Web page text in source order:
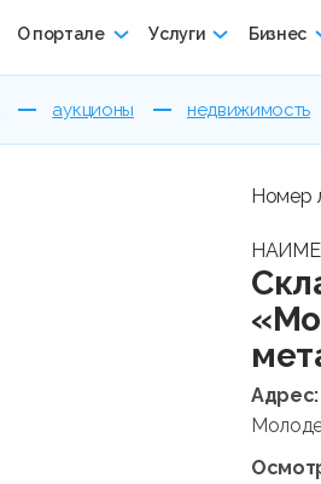
О портале Услуги Бизнес
аукционы недвижимость
Номер
Адрес: